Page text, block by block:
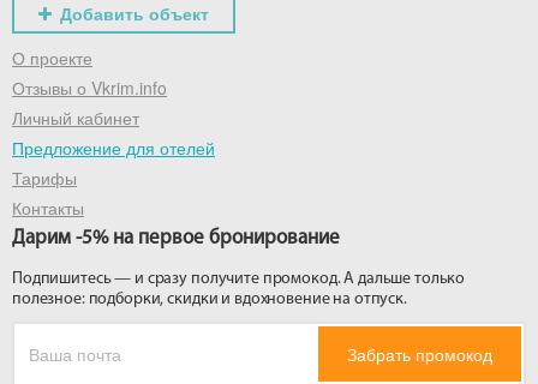
Добавить объект
О проекте
Отзывы о Vkrim.info
Личный кабинет
Предложение для отелей
Тарифы
Контакты
Дарим -5% на первое бронирование
Подпишитесь — и сразу получите промокод. А дальше только
полезное: подборки, скидки и вдохновение на отпуск.
Забрать промокод